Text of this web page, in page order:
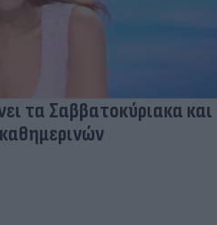
τα Σαββατοκύριακα και